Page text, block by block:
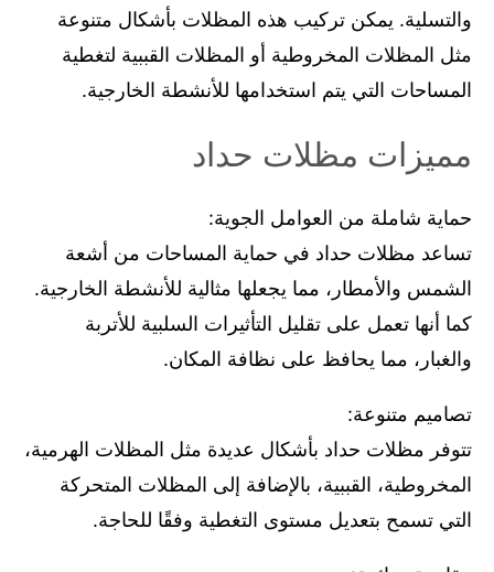
والتسلية. يمكن تركيب هذه المظلات بأشكال متنوعة
مثل المظلات المخروطية أو المظلات القببية لتغطية
المساحات التي يتم استخدامها للأنشطة الخارجية.
مميزات مظلات حداد
حماية شاملة من العوامل الجوية:
تساعد مظلات حداد في حماية المساحات من أشعة
الشمس والأمطار، مما يجعلها مثالية للأنشطة الخارجية.
كما أنها تعمل على تقليل التأثيرات السلبية للأتربة
والغبار، مما يحافظ على نظافة المكان.
تصاميم متنوعة:
تتوفر مظلات حداد بأشكال عديدة مثل المظلات الهرمية،
المخروطية، القببية، بالإضافة إلى المظلات المتحركة
التي تسمح بتعديل مستوى التغطية وفقًا للحاجة.